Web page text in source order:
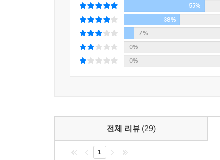
55%
38%
7%
0%
0%
전체 리뷰 (29)
1